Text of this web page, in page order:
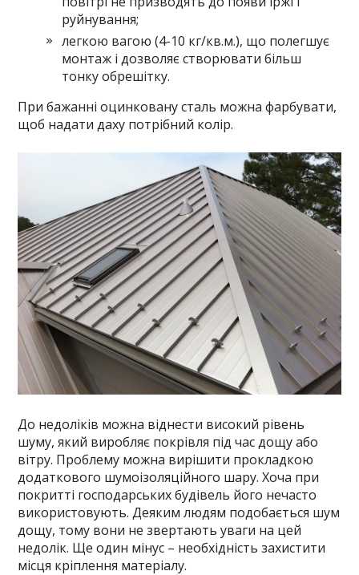
руйнування;
легкою вагою (4-10 кг/кв.м.), що полегшує
монтаж і дозволяє створювати більш
тонку обрешітку.
При бажанні оцинковану сталь можна фарбувати,
щоб надати даху потрібний колір.
До недоліків можна віднести високий рівень
шуму, який виробляє покрівля під час дощу або
вітру. Проблему можна вирішити прокладкою
додаткового шумоізоляційного шару. Хоча при
покритті господарських будівель його нечасто
використовують. Деяким людям подобається шум
дощу, тому вони не звертають уваги на цей
недолік. Ще один мінус – необхідність захистити
місця кріплення матеріалу.